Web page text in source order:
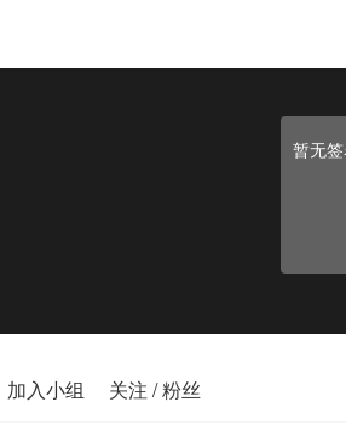
暂无签
加入小组 关注 / 粉丝